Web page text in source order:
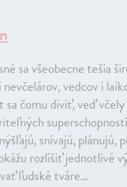
sa všeobecne tešia
nevčelárov, vedcov i
čomu diviť, veď
snívajú, plánujú,
rozlíšiť jednotlivé
ľudské tváre…